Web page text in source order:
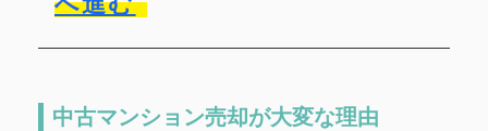
中古マンション売却が大変な理由